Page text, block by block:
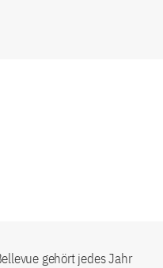
gehört jedes Jahr